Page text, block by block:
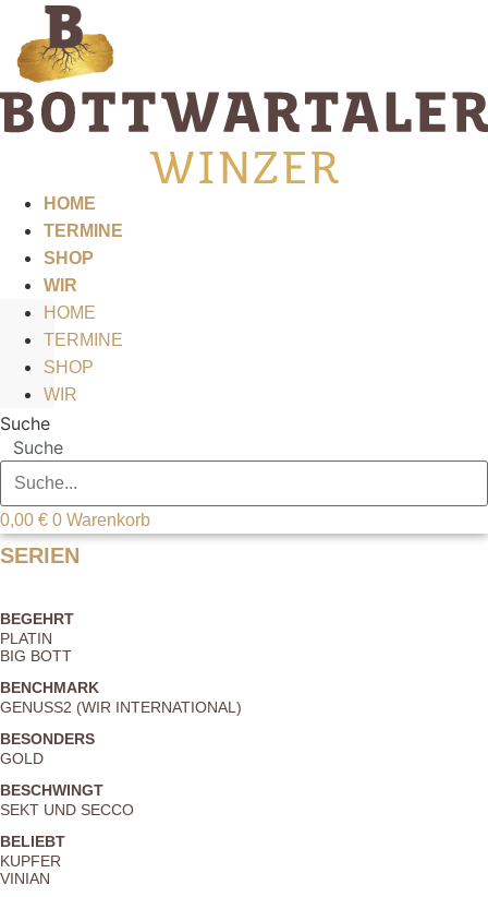
Inhalt
springen
HOME
TERMINE
SHOP
WIR
HOME
TERMINE
SHOP
WIR
Suche
Suche
0,00 € 0 Warenkorb
SERIEN
BEGEHRT
PLATIN
BIG BOTT
BENCHMARK
GENUSS2 (WIR INTERNATIONAL)
BESONDERS
GOLD
BESCHWINGT
SEKT UND SECCO
BELIEBT
KUPFER
VINIAN